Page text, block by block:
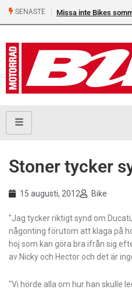
SENASTE Missa inte Bikes
Stoner tycker
15 augusti, 2012 Bike
"Jag tycker riktigt synd om
någonting förutom att klaga på
hoj som kan göra bra ifrån sig
av Nicky och Hector och det är
"Vi hörde alla om hur han skulle